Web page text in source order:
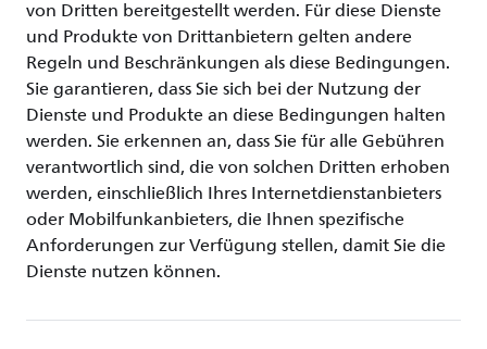
von Dritten bereitgestellt werden. Für diese Dienste
und Produkte von Drittanbietern gelten andere
Regeln und Beschränkungen als diese Bedingungen.
Sie garantieren, dass Sie sich bei der Nutzung der
Dienste und Produkte an diese Bedingungen halten
werden. Sie erkennen an, dass Sie für alle Gebühren
verantwortlich sind, die von solchen Dritten erhoben
werden, einschließlich Ihres Internetdienstanbieters
oder Mobilfunkanbieters, die Ihnen spezifische
Anforderungen zur Verfügung stellen, damit Sie die
Dienste nutzen können.